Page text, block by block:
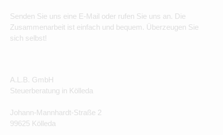
Senden Sie uns eine E-Mail oder rufen Sie uns an. Die
Zusammenarbeit ist einfach und bequem. Überzeugen Sie
sich selbst!
A.L.B. GmbH
Steuerberatung in Kölleda
Johann-Mannhardt-Straße 2
99625 Kölleda